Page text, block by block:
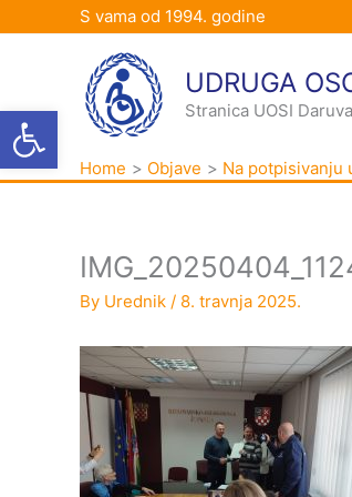
Open toolbar
to
S vama od 1994. godine
UDRUGA
Stranica UOSI
Home Objave Na potpisivanju
By Urednik / 8. travnja 2025.